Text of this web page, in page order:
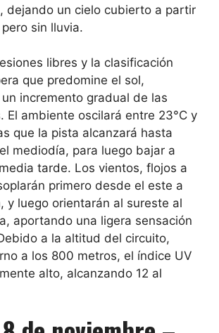
dejando un cielo cubierto a partir
sin lluvia.
libres y la clasificación
que predomine el sol,
incremento gradual de las
El ambiente oscilará entre 23°C y
que la pista alcanzará hasta
mediodía, para luego bajar a
tarde. Los vientos, flojos a
primero desde el este a
y luego orientarán al sureste al
aportando una ligera sensación
a la altitud del circuito,
a los 800 metros, el índice UV
alto, alcanzando 12 al